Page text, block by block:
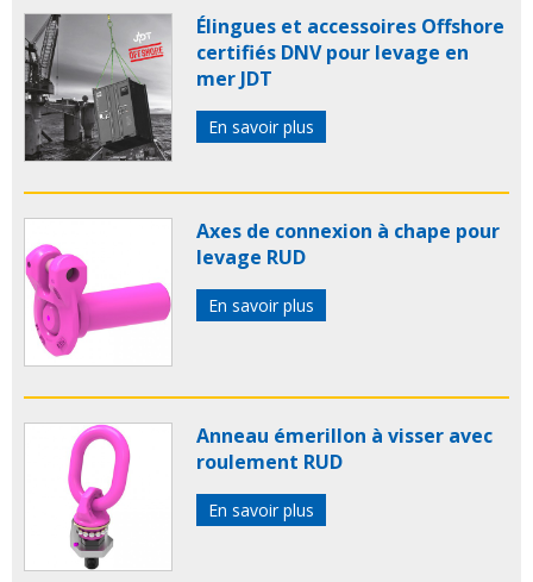
Élingues et accessoires Offshore
certifiés DNV pour levage en
mer JDT
En savoir plus
Axes de connexion à chape pour
levage RUD
En savoir plus
Anneau émerillon à visser avec
roulement RUD
En savoir plus